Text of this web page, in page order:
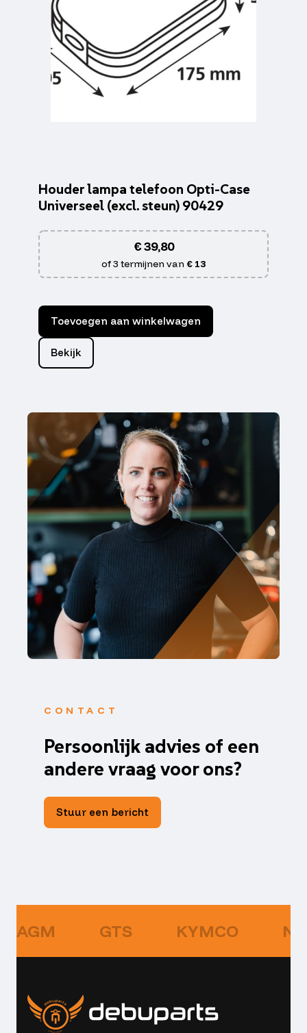
Houder lampa telefoon Opti-Case
Universeel (excl. steun) 90429
€39,80
of 3 termijnen van € 13
Toevoegen aan winkelwagen
Bekijk
CONTACT
Persoonlijk advies of een
andere vraag voor ons?
Stuur een bericht
AGM GTS KYMCO